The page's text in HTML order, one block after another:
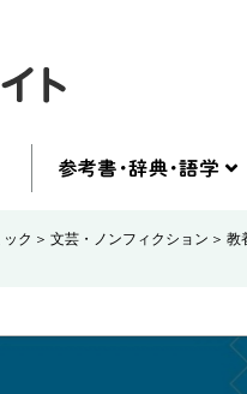
ク 文芸・ノンフィクション 教